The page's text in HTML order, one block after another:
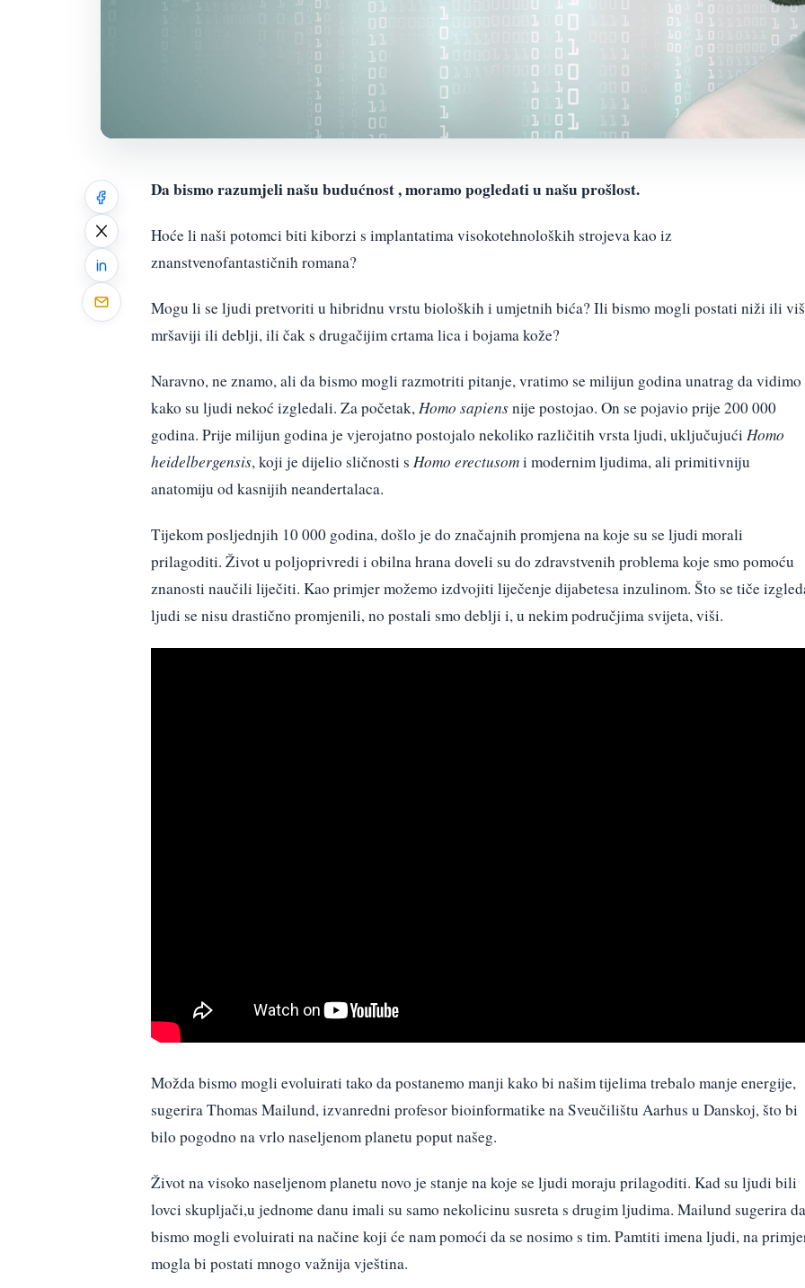
Da bismo razumjeli našu budućnost , moramo pogledati u našu prošlost.
Hoće li naši potomci biti kiborzi s implantatima visokotehnoloških strojeva kao iz
znanstvenofantastičnih romana?
Mogu li se ljudi pretvoriti u hibridnu vrstu bioloških i umjetnih bića? Ili bismo mogli postati niži ili
mršaviji ili deblji, ili čak s drugačijim crtama lica i bojama kože?
Naravno, ne znamo, ali da bismo mogli razmotriti pitanje, vratimo se milijun godina unatrag da vidimo
kako su ljudi nekoć izgledali. Za početak,Homo sapiensnije postojao. On se pojavio prije 200 000
godina. Prije milijun godina je vjerojatno postojalo nekoliko različitih vrsta ljudi, uključujući Homo
heidelbergensis, koji je dijelio sličnosti s Homo erectusomi modernim ljudima, ali primitivniju
anatomiju od kasnijih neandertalaca.
Tijekom posljednjih 10 000 godina, došlo je do značajnih promjena na koje su se ljudi morali
prilagoditi. Život u poljoprivredi i obilna hrana doveli su do zdravstvenih problema koje smo pomoću
znanosti naučili liječiti. Kao primjer možemo izdvojiti liječenje dijabetesa inzulinom. Što se tiče
ljudi se nisu drastično promjenili, no postali smo deblji i, u nekim područjima svijeta, viši.
Možda bismo mogli evoluirati tako da postanemo manji kako bi našim tijelima trebalo manje energije,
sugerira Thomas Mailund, izvanredni profesor bioinformatike na Sveučilištu Aarhus u Danskoj, što bi
bilo pogodno na vrlo naseljenom planetu poput našeg.
Život na visoko naseljenom planetu novo je stanje na koje se ljudi moraju prilagoditi. Kad su ljudi bili
lovci skupljači,u jednome danu imali su samo nekolicinu susreta s drugim ljudima. Mailund sugerira da
bismo mogli evoluirati na načine koji će nam pomoći da se nosimo s tim. Pamtiti imena ljudi, na
mogla bi postati mnogo važnija vještina.